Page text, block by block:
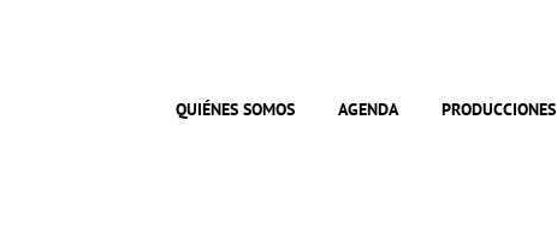
QUIÉNES SOMOS AGENDA PRODUCCIONES